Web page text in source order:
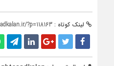
لینک کوتاه : ?p=118163